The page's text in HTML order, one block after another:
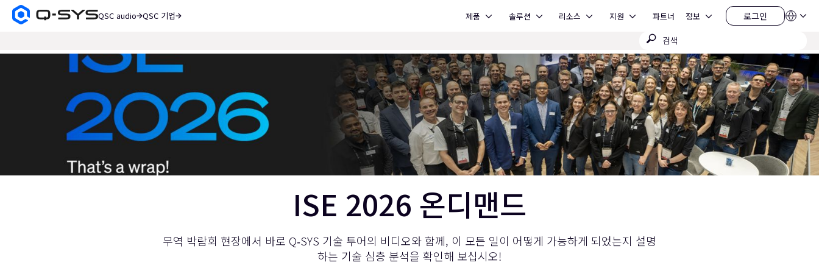
Q-
디
QSC audio QSC 기업 제품 Open 제품 솔루션 Open 솔루션 리소스 Open 리소스 지원 Open 지원 파트너 정보 Open 정보 로그인
로
그
언
Deutsch
Español
Français
日本語
한국어
China (中文)
검
제
출
1
ISE 2026 온디맨드
무역 박람회 현장에서 바로 Q‑SYS 기술 투어의 비디오와 함께, 이 모든 일이 어떻게 가능하게 되었는지 설명
하는 기술 심층 분석을 확인해 보십시오!